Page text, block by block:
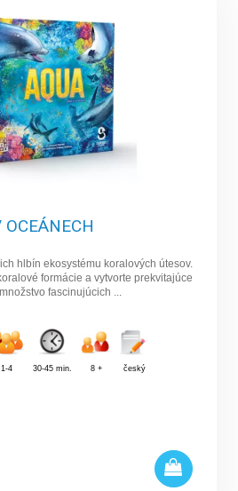
hlbín ekosystému koralových útesov.
formácie a vytvorte prekvitajúce
fascinujúcich ...
1-4 30-45 min. 8 + český